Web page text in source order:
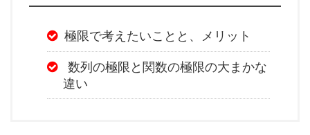
極限で考えたいことと、メリット
数列の極限と関数の極限の大まかな
違い